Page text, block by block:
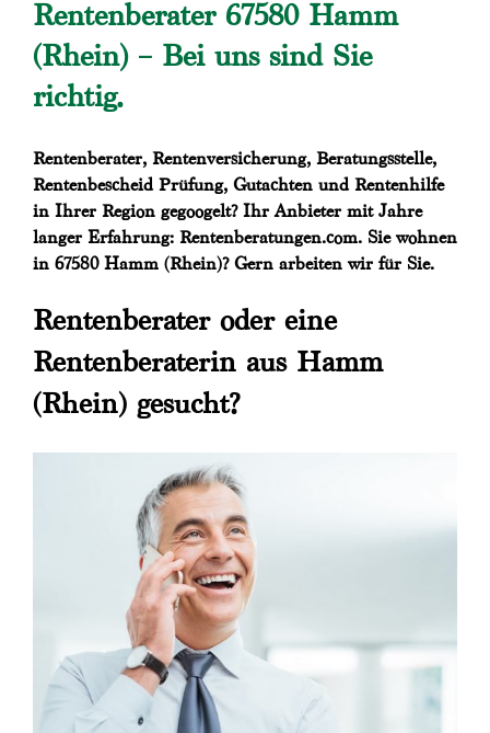
Rentenberater 67580 Hamm
(Rhein) – Bei uns sind Sie
richtig.
Rentenberater, Rentenversicherung, Beratungsstelle,
Rentenbescheid Prüfung, Gutachten und Rentenhilfe
in Ihrer Region gegoogelt? Ihr Anbieter mit Jahre
langer Erfahrung: Rentenberatungen.com. Sie wohnen
in 67580 Hamm (Rhein)? Gern arbeiten wir für Sie.
Rentenberater oder eine
Rentenberaterin aus Hamm
(Rhein) gesucht?